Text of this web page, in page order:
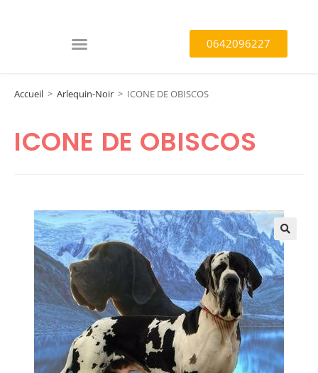
0642096227
Accueil > Arlequin-Noir > ICONE DE OBISCOS
ICONE DE OBISCOS
🔍